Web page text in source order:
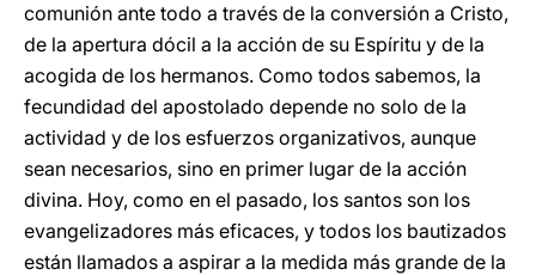
comunión ante todo a través de la conversión a Cristo,
de la apertura dócil a la acción de su Espíritu y de la
acogida de los hermanos. Como todos sabemos, la
fecundidad del apostolado depende no solo de la
actividad y de los esfuerzos organizativos, aunque
sean necesarios, sino en primer lugar de la acción
divina. Hoy, como en el pasado, los santos son los
evangelizadores más eficaces, y todos los bautizados
están llamados a aspirar a la medida más grande de la